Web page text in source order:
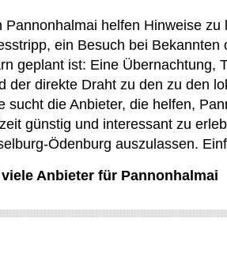
helfen Hinweise
ein Besuch bei Bekannten
geplant ist: Eine Übernachtung,
der direkte Draht zu den zu den
sucht die Anbieter, die helfen,
günstig und interessant zu
Ödenburg auszulassen.
Anbieter für Pannonhalmai